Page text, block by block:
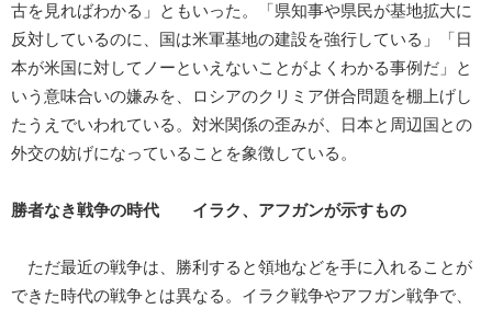
古を見ればわかる」ともいった。「県知事や県民が基地拡大に
反対しているのに、国は米軍基地の建設を強行している」「日
本が米国に対してノーといえないことがよくわかる事例だ」と
いう意味合いの嫌みを、ロシアのクリミア併合問題を棚上げし
たうえでいわれている。対米関係の歪みが、日本と周辺国との
外交の妨げになっていることを象徴している。
勝者なき戦争の時代 イラク、アフガンが示すもの
ただ最近の戦争は、勝利すると領地などを手に入れることが
できた時代の戦争とは異なる。イラク戦争やアフガン戦争で、